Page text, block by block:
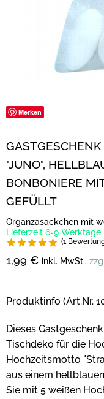
Merken
"JUNO",
BONBONIERE
GEFÜLLT
Organzasäckchen mit
Lieferzeit 6-9 Werktage
(1
1,99 € inkl. MwSt.,
Produktinfo (Art.Nr.
Dieses
Tischdeko für die
Hochzeitsmotto
aus einem
Sie mit 5 weißen